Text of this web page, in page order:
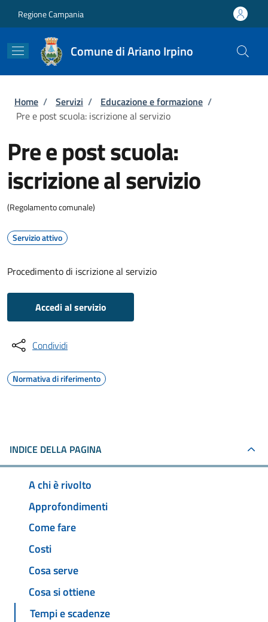
Regione Campania
Comune di Ariano Irpino
Briciole di pane
Home / Servizi / Educazione e formazione /
Pre e post scuola: iscrizione al servizio
Pre e post scuola:
iscrizione al servizio
(Regolamento comunale)
Servizio attivo
Procedimento di iscrizione al servizio
Accedi al servizio
Condividi
Normativa di riferimento
INDICE DELLA PAGINA
A chi è rivolto
Approfondimenti
Come fare
Costi
Cosa serve
Cosa si ottiene
Tempi e scadenze